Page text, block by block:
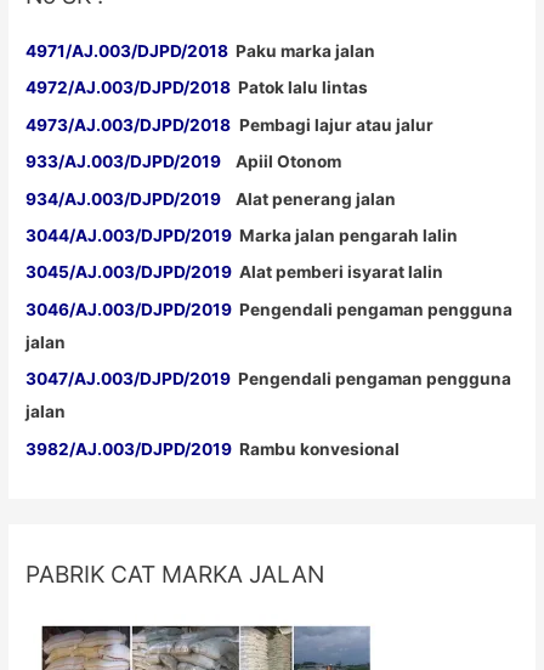
4971/AJ.003/DJPD/2018 Paku marka jalan
4972/AJ.003/DJPD/2018 Patok lalu lintas
4973/AJ.003/DJPD/2018 Pembagi lajur atau jalur
933/AJ.003/DJPD/2019 Apiil Otonom
934/AJ.003/DJPD/2019 Alat penerang jalan
3044/AJ.003/DJPD/2019 Marka jalan pengarah lalin
3045/AJ.003/DJPD/2019 Alat pemberi isyarat lalin
3046/AJ.003/DJPD/2019 Pengendali pengaman pengguna
jalan
3047/AJ.003/DJPD/2019 Pengendali pengaman pengguna
jalan
3982/AJ.003/DJPD/2019 Rambu konvesional
PABRIK CAT MARKA JALAN